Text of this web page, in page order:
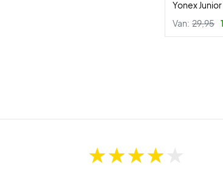
Yonex
Van: 29,95